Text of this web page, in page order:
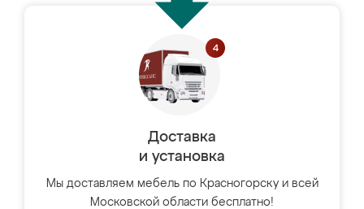
Доставка
и установка
Мы доставляем мебель по Красногорску и всей
Московской области бесплатно!